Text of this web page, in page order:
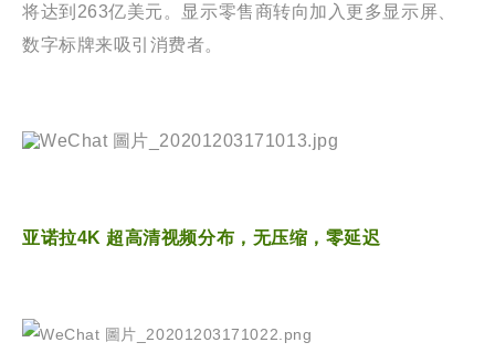
将达到263亿美元。显示零售商转向加入更多显示屏、
数字标牌来吸引消费者。
亚诺拉4K 超高清视频分布 ， 无压缩 ， 零延迟